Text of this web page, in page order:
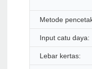
Metode
Input catu daya:
Lebar kertas: